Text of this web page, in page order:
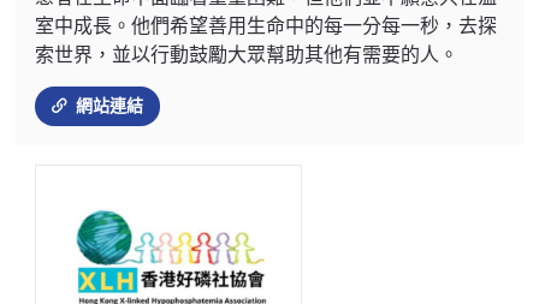
室中成長。他們希望善用生命中的每一分每一秒，去探
索世界，並以行動鼓勵大眾幫助其他有需要的人。
網站連結